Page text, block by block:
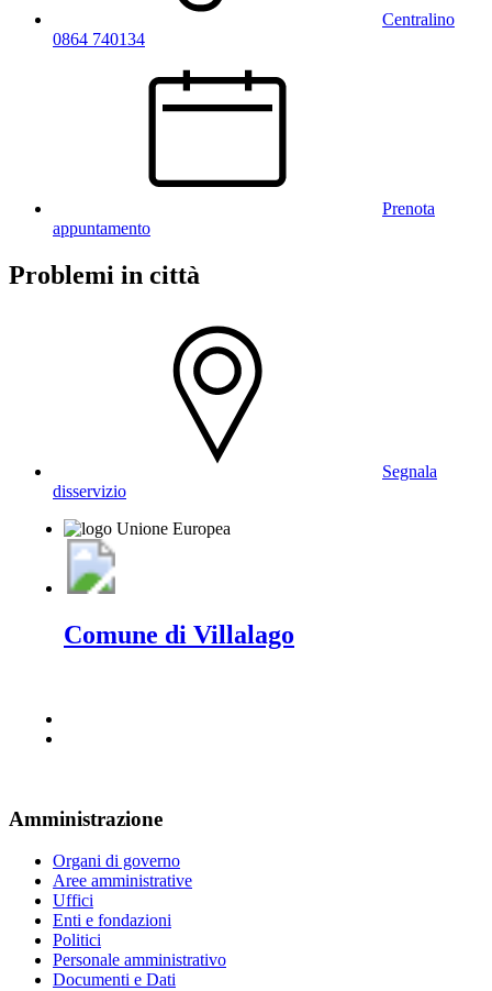
Centralino
0864 740134
Prenota
appuntamento
Problemi in città
Segnala
disservizio
Comune di Villalago
Amministrazione
Organi di governo
Aree amministrative
Uffici
Enti e fondazioni
Politici
Personale amministrativo
Documenti e Dati